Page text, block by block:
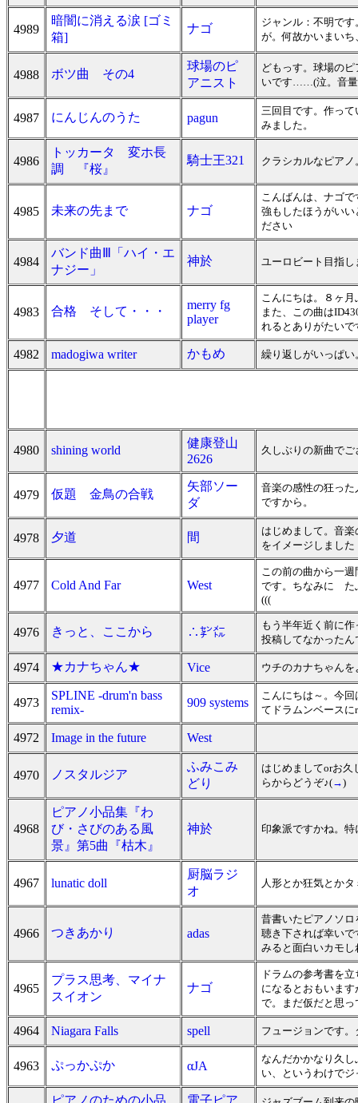
4989
暗闇に消える涙 [ゴミ
箱]
ナゴ
ジャンル：不明で
が。何故かいまい
4988 ボツ曲 その4
球場のピ
アニスト
どもっす。球場の
いです……(泣。音量
4987 にんじんのうた pagun
三回目です。作っ
みました。
4986
トッカータ 変ホ長
調 『桜』
騎士王321 クラシカルなピア
4985 未来の先まで ナゴ
こんばんは、ナゴ
強もしたほうがい
ださい
4984
バンド曲Ⅲ「ハイ・エ
ナジー」
神於 ユーロビート目指
4983 合格 そして・・・
merry fg
player
こんにちは。８ヶ
また、この曲は
れるとありがたい
4982 madogiwa writer かもめ 繰り返しがいっぱい
4980 shining world
健康登山
2626
久しぶりの新曲で
4979 仮題 金鳥の合戦
矢部ソー
ダ
音楽の感性の狂っ
ですから。
4978 夕道 間
はじめまして。音
をイメージしました
4977 Cold And Far West
この前の曲から一
です。ちなみに た
(((
4976 きっと、ここから ∴㌢㍍
もう半年近く前に
投稿してなかった
4974 ★カナちゃん★ Vice ウチのカナちゃん
4973
SPLINE -drum'n bass
remix-
909 systems
こんにちは～。今
てドラムンベース
4972 Image in the future West
4970 ノスタルジア
ふみこみ
どり
はじめましてorお久
らからどうぞ♪(→)
4968
ピアノ小品集『わ
び・さびのある風
景』第5曲『枯木』
神於 印象派ですかね。
4967 lunatic doll
厨脳ラジ
オ
人形とか狂気とか
4966 つきあかり adas
昔書いたピアノソ
聴き下されば幸い
みると面白いカモし
4965
プラス思考、マイナ
スイオン
ナゴ
ドラムの参考書を
になるとおもいま
で。まだ仮だと思っ
4964 Niagara Falls spell フュージョンです
4963 ぷっかぷか αJA
なんだかかなり久
い、というわけで
ピアノのための小品
電子ピア